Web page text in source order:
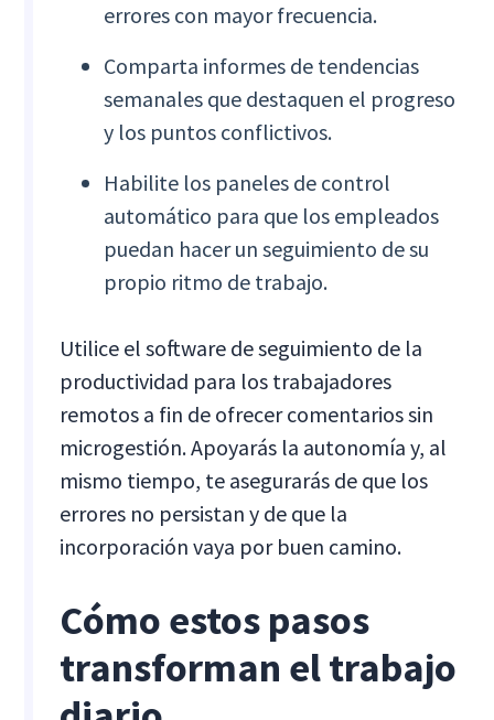
errores con mayor frecuencia.
Comparta informes de tendencias
semanales que destaquen el progreso
y los puntos conflictivos.
Habilite los paneles de control
automático para que los empleados
puedan hacer un seguimiento de su
propio ritmo de trabajo.
Utilice el software de seguimiento de la
productividad para los trabajadores
remotos a fin de ofrecer comentarios sin
microgestión. Apoyarás la autonomía y, al
mismo tiempo, te asegurarás de que los
errores no persistan y de que la
incorporación vaya por buen camino.
Cómo estos pasos
transforman el trabajo